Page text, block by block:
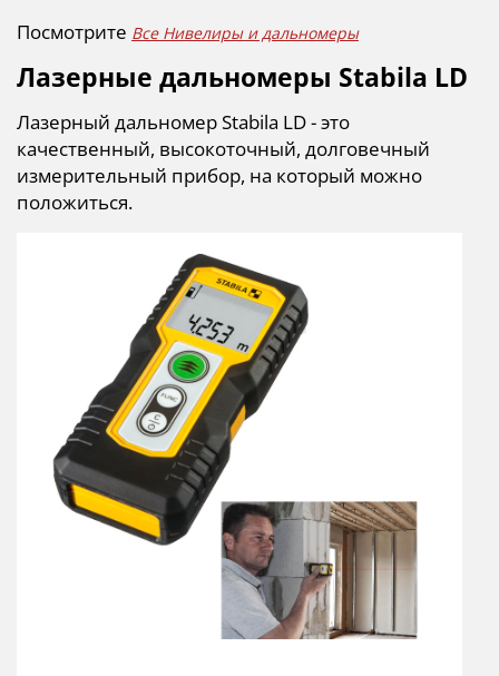
Посмотрите Все Нивелиры и дальномеры
Лазерные дальномеры Stabila LD
Лазерный дальномер Stabila LD - это
качественный, высокоточный, долговечный
измерительный прибор, на который можно
положиться.